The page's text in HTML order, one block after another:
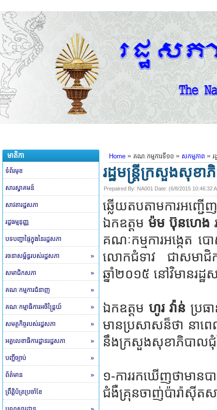
មាតិកា
ទំព័រមុខ
សារស្វាគមន៍
សាវតារដ្ឋសភា
រដ្ឋធម្មនុញ្ញ
បទបញ្ជាផ្ទៃក្នុងនៃរដ្ឋសភា
រចនាសម្ព័ន្ធរបស់រដ្ឋសភា »
សមាជិកសភា »
គណៈកម្មការជំនាញ »
គណៈកម្មាធិការអចិន្ត្រៃយ៍ »
សមត្ថកិច្ចរបស់រដ្ឋសភា »
អគ្គលេខាធិការដ្ឋានរដ្ឋសភា »
បញ្ជីច្បាប់ »
ព័ត៌មាន »
ព្រឹត្តិប័ត្រប្រចាំខែ
Home » គណៈកម្មការទី១០ » សកម្មភាព » រ
រដ្ឋមន្ត្រីក្រសួងសុខ
Prepaired By: NA001 ​ Date: (6/8/2015 10:46:32
ឆ្លើយតបតាមការអញ្ជ
ឯកឧត្តម ម៉ម ប៊ុនហេង
គណៈកម្មការអង្កេត
លោកជំទាវ ជាសមាជិក
ឆ្នាំ២០១៥ នៅវិមានរដ្ឋ
ឯកឧត្តម ហូរ វ៉ាន់ ប្រធ
មានប្រសាសន៏ថា នាព
នឹងក្រសួងសុខាភិបាល
១-ការរកឃើញថាមាន
ជំងឺគ្រុនចាញ់ប៉ារ៉ាស៊ីត